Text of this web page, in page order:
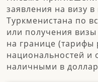
заявления на визу в
Туркменистана по
или получения
на границе (тарифы
национальностей и
наличными в